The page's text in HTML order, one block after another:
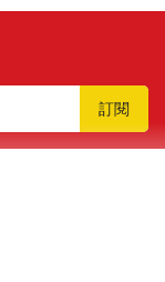
訂閱
室